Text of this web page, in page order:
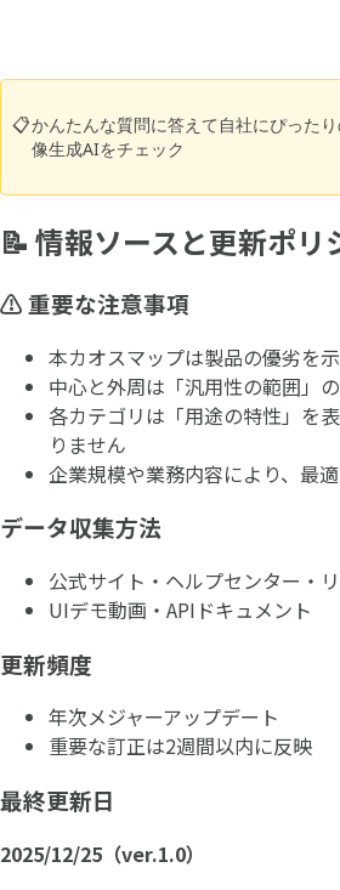
📋かんたんな質問に答えて自社にぴった
像生成AIをチェック
📝 情報ソースと更新ポリ
⚠️ 重要な注意事項
本カオスマップは製品の優劣を
中心と外周は「汎用性の範囲」
各カテゴリは「用途の特性」を
りません
企業規模や業務内容により、最
データ収集方法
公式サイト・ヘルプセンター・
UIデモ動画・APIドキュメント
更新頻度
年次メジャーアップデート
重要な訂正は2週間以内に反映
最終更新日
2025/12/25（ver.1.0）